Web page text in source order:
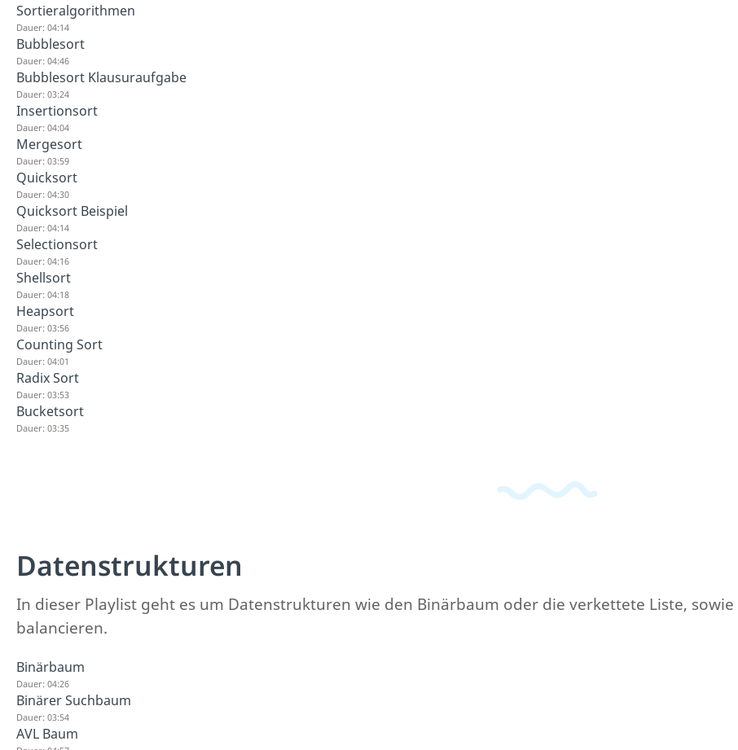
Sortieralgorithmen
Dauer: 04:14
Bubblesort
Dauer: 04:46
Bubblesort Klausuraufgabe
Dauer: 03:24
Insertionsort
Dauer: 04:04
Mergesort
Dauer: 03:59
Quicksort
Dauer: 04:30
Quicksort Beispiel
Dauer: 04:14
Selectionsort
Dauer: 04:16
Shellsort
Dauer: 04:18
Heapsort
Dauer: 03:56
Counting Sort
Dauer: 04:01
Radix Sort
Dauer: 03:53
Bucketsort
Dauer: 03:35
Datenstrukturen
In dieser Playlist geht es um Datenstrukturen wie den Binärbaum oder die verkettete Liste,
balancieren.
Binärbaum
Dauer: 04:26
Binärer Suchbaum
Dauer: 03:54
AVL Baum